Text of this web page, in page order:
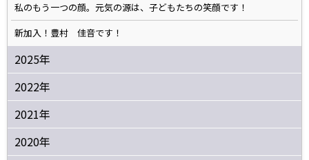
私のもう一つの顔。元気の源は、子どもたちの笑顔です！
新加入！豊村 佳音です！
2025年
2022年
2021年
2020年